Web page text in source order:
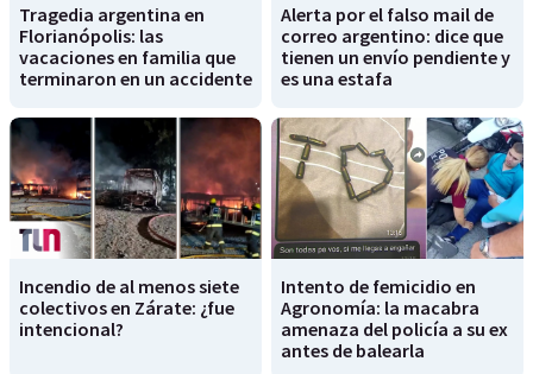
Tragedia argentina en
Florianópolis: las
vacaciones en familia que
terminaron en un accidente
Alerta por el falso mail de
correo argentino: dice que
tienen un envío pendiente y
es una estafa
Incendio de al menos siete
colectivos en Zárate: ¿fue
intencional?
Intento de femicidio en
Agronomía: la macabra
amenaza del policía a su ex
antes de balearla